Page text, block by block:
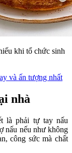
khi tổ chức sinh
và ấn tượng nhất
nhà
là phải tự tay nấu
nấu nếu như không
công sức mà chất